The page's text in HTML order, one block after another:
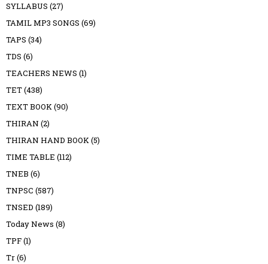
SYLLABUS (27)
TAMIL MP3 SONGS (69)
TAPS (34)
TDS (6)
TEACHERS NEWS (1)
TET(438)
TEXT BOOK(90)
THIRAN (2)
THIRAN HAND BOOK(5)
TIME TABLE (112)
TNEB (6)
TNPSC (587)
TNSED (189)
Today News (8)
TPF(1)
Tr(6)